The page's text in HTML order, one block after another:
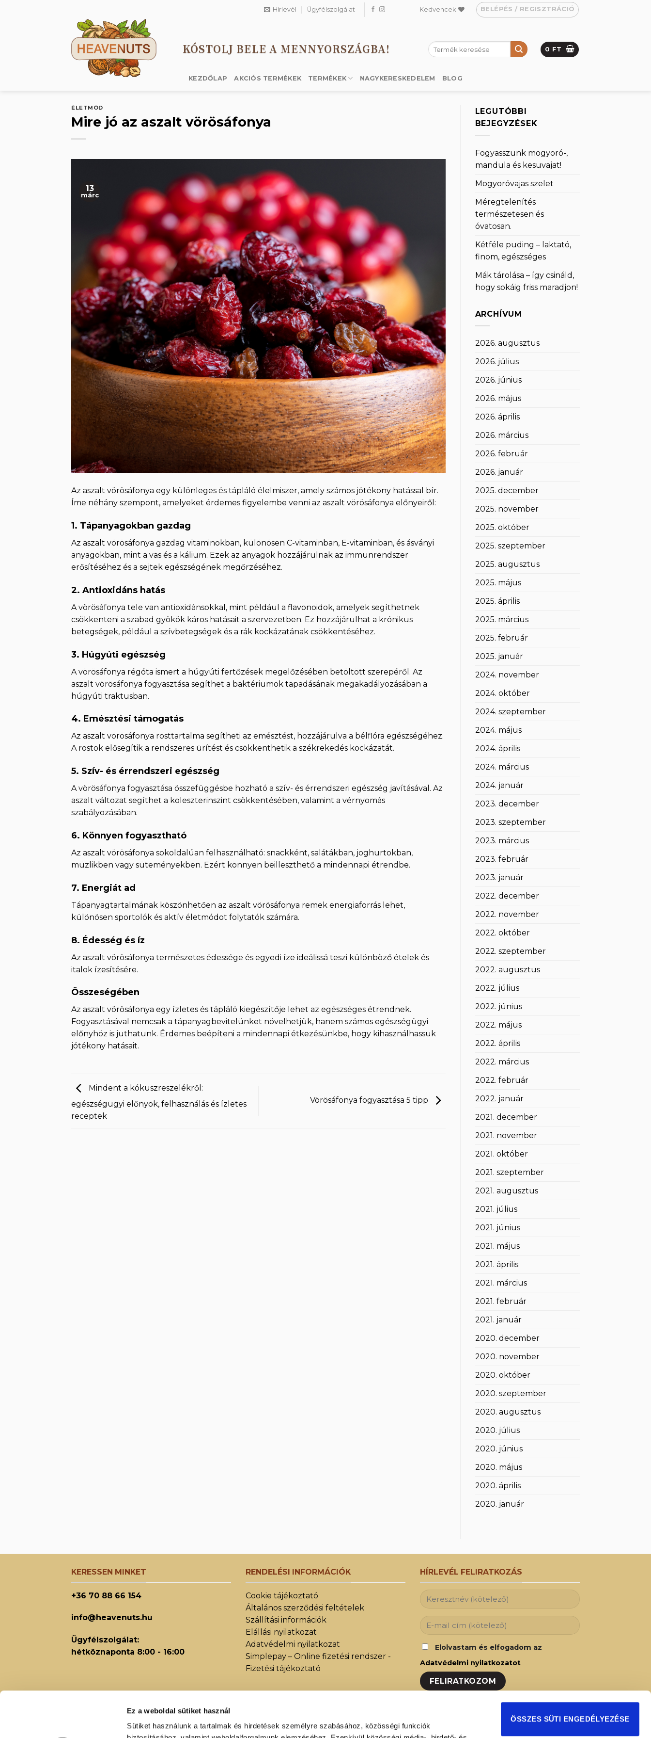
Ez a weboldal sütiket használ
Sütiket használunk a tartalmak és hirdetések személyre szabásához, közösségi funkciók
ÖSSZES SÜTI ENGEDÉLYEZÉSE
Hírlevél Ügyfélszolgálat Kedvencek BELÉPÉS / REGISZTRÁCIÓ
KÓSTOLJ BELE A MENNYORSZÁGBA!
Keresés
a
0 FT
KEZDŐLAP AKCIÓS TERMÉKEK TERMÉKEK NAGYKERESKEDELEM BLOG
ÉLETMÓD
Mire jó az aszalt vörösáfonya
13
márc
Az aszalt vörösáfonya egy különleges és tápláló élelmiszer, amely számos jótékony hatással bír.
Íme néhány szempont, amelyeket érdemes figyelembe venni az aszalt vörösáfonya előnyeiről:
1. Tápanyagokban gazdag
Az aszalt vörösáfonya gazdag vitaminokban, különösen C-vitaminban, E-vitaminban, és ásványi
anyagokban, mint a vas és a kálium. Ezek az anyagok hozzájárulnak az immunrendszer
erősítéséhez és a sejtek egészségének megőrzéséhez.
2. Antioxidáns hatás
A vörösáfonya tele van antioxidánsokkal, mint például a flavonoidok, amelyek segíthetnek
csökkenteni a szabad gyökök káros hatásait a szervezetben. Ez hozzájárulhat a krónikus
betegségek, például a szívbetegségek és a rák kockázatának csökkentéséhez.
3. Húgyúti egészség
A vörösáfonya régóta ismert a húgyúti fertőzések megelőzésében betöltött szerepéről. Az
aszalt vörösáfonya fogyasztása segíthet a baktériumok tapadásának megakadályozásában a
húgyúti traktusban.
4. Emésztési támogatás
Az aszalt vörösáfonya rosttartalma segítheti az emésztést, hozzájárulva a bélflóra egészségéhez.
A rostok elősegítik a rendszeres ürítést és csökkenthetik a székrekedés kockázatát.
5. Szív- és érrendszeri egészség
A vörösáfonya fogyasztása összefüggésbe hozható a szív- és érrendszeri egészség javításával. Az
aszalt változat segíthet a koleszterinszint csökkentésében, valamint a vérnyomás
szabályozásában.
6. Könnyen fogyasztható
Az aszalt vörösáfonya sokoldalúan felhasználható: snackként, salátákban, joghurtokban,
müzlikben vagy süteményekben. Ezért könnyen beilleszthető a mindennapi étrendbe.
7. Energiát ad
Tápanyagtartalmának köszönhetően az aszalt vörösáfonya remek energiaforrás lehet,
különösen sportolók és aktív életmódot folytatók számára.
8. Édesség és íz
Az aszalt vörösáfonya természetes édessége és egyedi íze ideálissá teszi különböző ételek és
italok ízesítésére.
Összeségében
Az aszalt vörösáfonya egy ízletes és tápláló kiegészítője lehet az egészséges étrendnek.
Fogyasztásával nemcsak a tápanyagbevitelünket növelhetjük, hanem számos egészségügyi
előnyhöz is juthatunk. Érdemes beépíteni a mindennapi étkezésünkbe, hogy kihasználhassuk
jótékony hatásait.
Mindent a kókuszreszelékről:
egészségügyi előnyök, felhasználás és ízletes
receptek
Vörösáfonya fogyasztása 5 tipp
LEGUTÓBBI
BEJEGYZÉSEK
Fogyasszunk mogyoró-,
mandula és kesuvajat!
Mogyoróvajas szelet
Méregtelenítés
természetesen és
óvatosan.
Kétféle puding – laktató,
finom, egészséges
Mák tárolása – így csináld,
hogy sokáig friss maradjon!
ARCHÍVUM
2026. augusztus
2026. július
2026. június
2026. május
2026. április
2026. március
2026. február
2026. január
2025. december
2025. november
2025. október
2025. szeptember
2025. augusztus
2025. május
2025. április
2025. március
2025. február
2025. január
2024. november
2024. október
2024. szeptember
2024. május
2024. április
2024. március
2024. január
2023. december
2023. szeptember
2023. március
2023. február
2023. január
2022. december
2022. november
2022. október
2022. szeptember
2022. augusztus
2022. július
2022. június
2022. május
2022. április
2022. március
2022. február
2022. január
2021. december
2021. november
2021. október
2021. szeptember
2021. augusztus
2021. július
2021. június
2021. május
2021. április
2021. március
2021. február
2021. január
2020. december
2020. november
2020. október
2020. szeptember
2020. augusztus
2020. július
2020. június
2020. május
2020. április
2020. január
KERESSEN MINKET
+36 70 88 66 154
info@heavenuts.hu
Ügyfélszolgálat:
hétköznaponta 8:00 - 16:00
RENDELÉSI INFORMÁCIÓK
Cookie tájékoztató
Általános szerződési feltételek
Szállítási információk
Elállási nyilatkozat
Adatvédelmi nyilatkozat
Simplepay – Online fizetési rendszer -
Fizetési tájékoztató
HÍRLEVÉL FELIRATKOZÁS
Elolvastam és elfogadom az
Adatvédelmi nyilatkozatot
Iratkozzon fel hírlevelünkre és Ön is az elsők
között fog értesülni legújabb akcióinkról,